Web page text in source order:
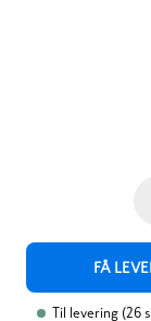
FÅ
Til levering (26